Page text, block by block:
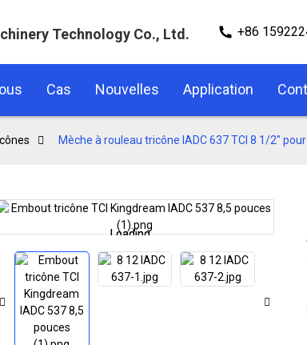
Technology Co., Ltd. +86
Cas Nouvelles Application
Mèche à rouleau tricône IADC 637 TCI 8 1/2"
Loading...
Loading...